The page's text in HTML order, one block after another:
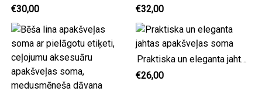
€30,00
€32,00
Praktiska un eleganta jahtas apakšveļas soma
€26,00